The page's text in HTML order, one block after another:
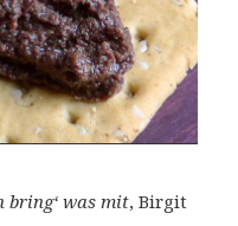
bring‘ was mit, Birgit